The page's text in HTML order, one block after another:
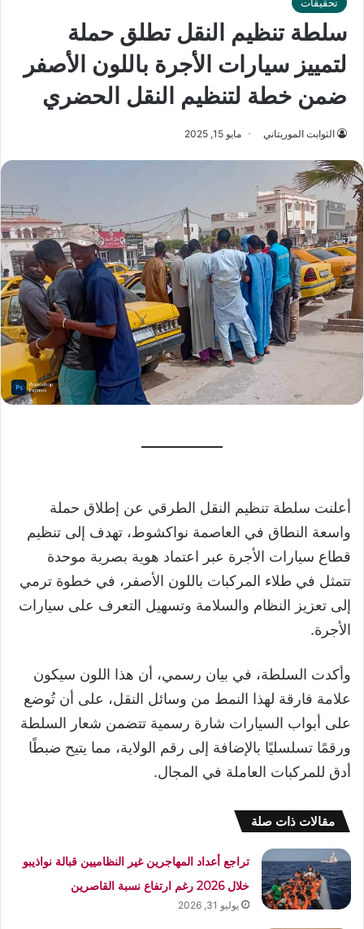
سلطة تنظيم النقل تطلق حملة
لتمييز سيارات الأجرة باللون الأصفر
ضمن خطة لتنظيم النقل الحضري
الثوابت الموريتاني مايو 15, 2025
أعلنت سلطة تنظيم النقل الطرقي عن إطلاق حملة
واسعة النطاق في العاصمة نواكشوط، تهدف إلى تنظيم
قطاع سيارات الأجرة عبر اعتماد هوية بصرية موحدة
تتمثل في طلاء المركبات باللون الأصفر، في خطوة ترمي
إلى تعزيز النظام والسلامة وتسهيل التعرف على سيارات
الأجرة.
وأكدت السلطة، في بيان رسمي، أن هذا اللون سيكون
علامة فارقة لهذا النمط من وسائل النقل، على أن تُوضع
على أبواب السيارات شارة رسمية تتضمن شعار السلطة
ورقمًا تسلسليًا بالإضافة إلى رقم الولاية، مما يتيح ضبطًا
أدق للمركبات العاملة في المجال.
مقالات ذات صلة
تراجع أعداد المهاجرين غير النظاميين قبالة نواذيبو
خلال 2026 رغم ارتفاع نسبة القاصرين
يوليو 31, 2026